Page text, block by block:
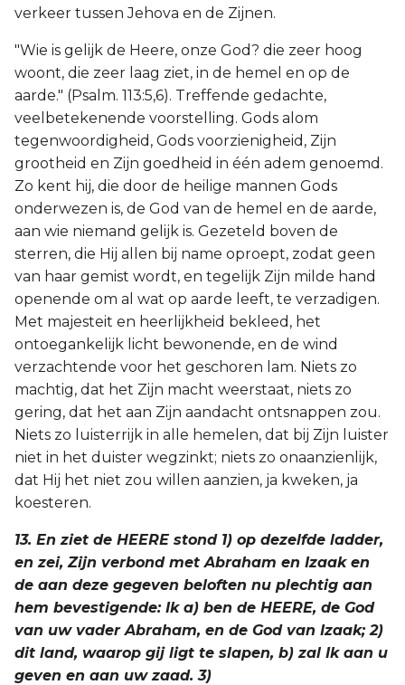
verkeer tussen Jehova en de Zijnen.
"Wie is gelijk de Heere, onze God? die zeer hoog
woont, die zeer laag ziet, in de hemel en op de
aarde." (Psalm. 113:5,6). Treffende gedachte,
veelbetekenende voorstelling. Gods alom
tegenwoordigheid, Gods voorzienigheid, Zijn
grootheid en Zijn goedheid in één adem genoemd.
Zo kent hij, die door de heilige mannen Gods
onderwezen is, de God van de hemel en de aarde,
aan wie niemand gelijk is. Gezeteld boven de
sterren, die Hij allen bij name oproept, zodat geen
van haar gemist wordt, en tegelijk Zijn milde hand
openende om al wat op aarde leeft, te verzadigen.
Met majesteit en heerlijkheid bekleed, het
ontoegankelijk licht bewonende, en de wind
verzachtende voor het geschoren lam. Niets zo
machtig, dat het Zijn macht weerstaat, niets zo
gering, dat het aan Zijn aandacht ontsnappen zou.
Niets zo luisterrijk in alle hemelen, dat bij Zijn luister
niet in het duister wegzinkt; niets zo onaanzienlijk,
dat Hij het niet zou willen aanzien, ja kweken, ja
koesteren.
13. En ziet de HEERE stond 1) op dezelfde ladder,
en zei, Zijn verbond met Abraham en Izaak en
de aan deze gegeven beloften nu plechtig aan
hem bevestigende: Ik a) ben de HEERE, de God
van uw vader Abraham, en de God van Izaak; 2)
dit land, waarop gij ligt te slapen, b) zal Ik aan u
geven en aan uw zaad. 3)